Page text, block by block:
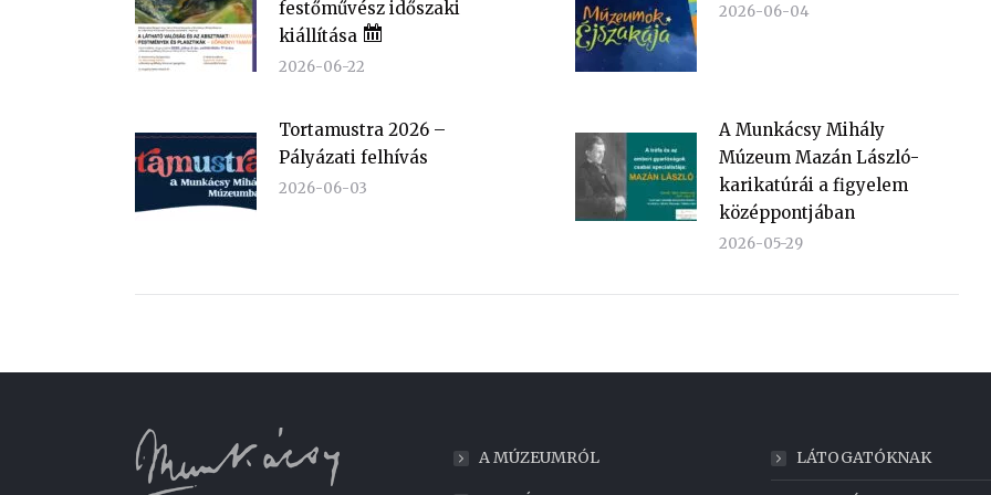
festőművész időszaki
kiállítása
2026-06-22
2026-06-04
Tortamustra 2026 –
Pályázati felhívás
2026-06-03
A Munkácsy Mihály
Múzeum Mazán László-
karikatúrái a figyelem
középpontjában
2026-05-29
A MÚZEUMRÓL LÁTOGATÓKNAK